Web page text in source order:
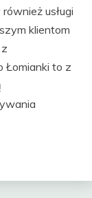
usługi
klientom
Łomianki to z